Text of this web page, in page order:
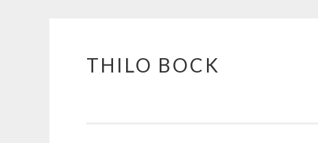
Springe
THILO BOCK